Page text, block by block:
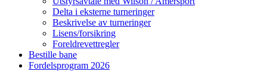
Delta i eksterne turneringer
Beskrivelse av turneringer
Lisens/forsikring
Foreldrevettregler
Bestille bane
Fordelsprogram 2026